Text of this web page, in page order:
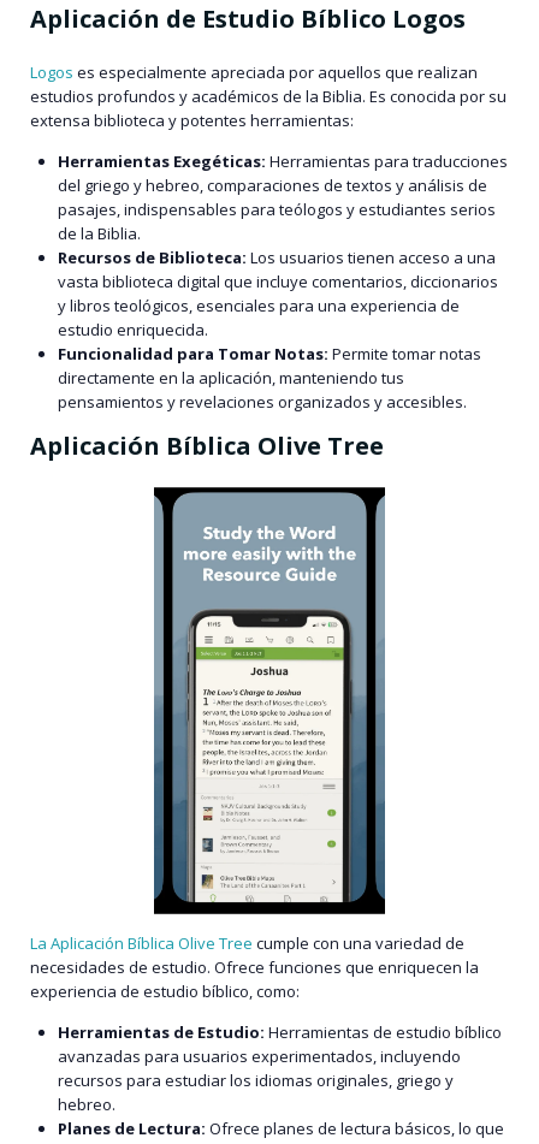
Aplicación de Estudio Bíblico Logos
Logos es especialmente apreciada por aquellos que realizan
estudios profundos y académicos de la Biblia. Es conocida por su
extensa biblioteca y potentes herramientas:
Herramientas Exegéticas: Herramientas para traducciones
del griego y hebreo, comparaciones de textos y análisis de
pasajes, indispensables para teólogos y estudiantes serios
de la Biblia.
Recursos de Biblioteca: Los usuarios tienen acceso a una
vasta biblioteca digital que incluye comentarios, diccionarios
y libros teológicos, esenciales para una experiencia de
estudio enriquecida.
Funcionalidad para Tomar Notas: Permite tomar notas
directamente en la aplicación, manteniendo tus
pensamientos y revelaciones organizados y accesibles.
Aplicación Bíblica Olive Tree
La Aplicación Bíblica Olive Tree cumple con una variedad de
necesidades de estudio. Ofrece funciones que enriquecen la
experiencia de estudio bíblico, como:
Herramientas de Estudio: Herramientas de estudio bíblico
avanzadas para usuarios experimentados, incluyendo
recursos para estudiar los idiomas originales, griego y
hebreo.
Planes de Lectura: Ofrece planes de lectura básicos, lo que